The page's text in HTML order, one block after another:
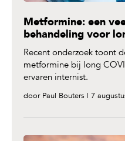
Metformine: een
behandeling voor
Recent onderzoek toont
metformine bij long
ervaren internist.
door Paul Bouters | 7